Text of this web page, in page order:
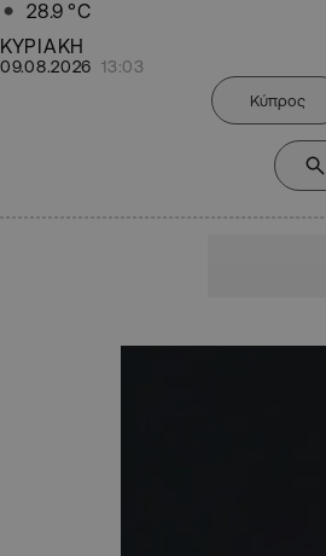
28.9 °C
ΚΥΡΙΑΚΗ
09.08.2026 13:03
Κύπρος